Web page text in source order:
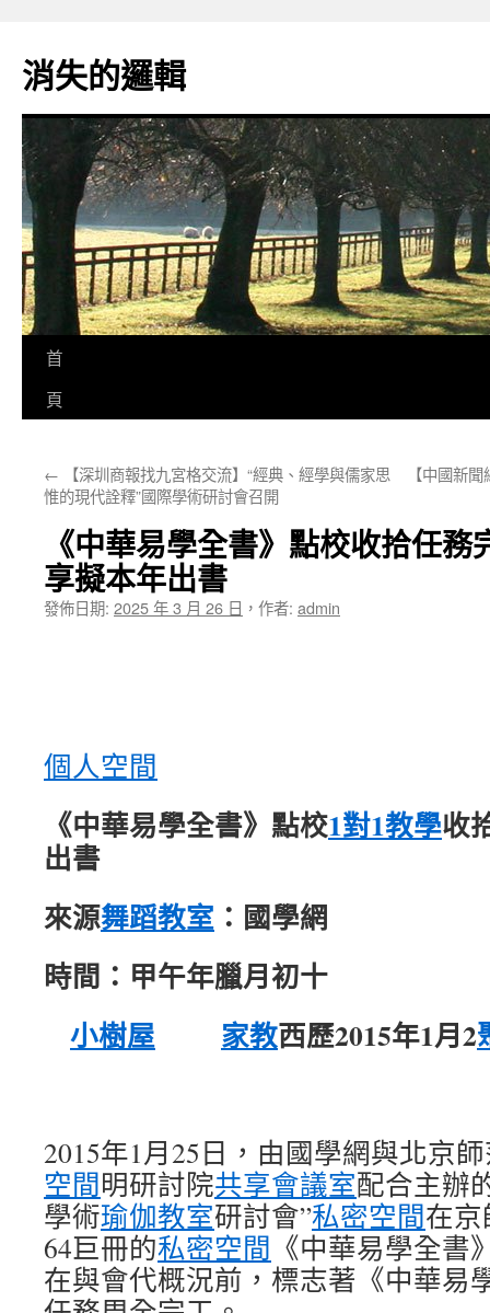
主
要
消失的邏輯
首
頁
← 【深圳商報找九宮格交流】“經典、經學與儒家思
惟的現代詮釋”國際學術研討會召開
【中國新
《中華易學全書》點校收拾任
享擬本年出書
發佈日期: 2025 年 3 月 26 日 ， 作者: admin
個人空間
《中華易學全書》點校1對1教學收
出書
來源舞蹈教室 ：國學網
時間：甲午年臘月初十
小樹屋
家教西歷2015年1月2
2015年1月25日，由國學網與北京
空間明研討院共享會議室配合主辦
學術瑜伽教室研討會”私密空間在
64巨冊的私密空間 《中華易學全書
在與會代概況前，標志著《中華易